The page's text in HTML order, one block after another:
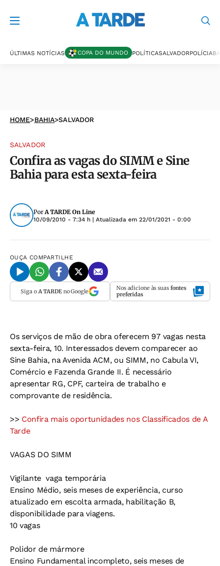
ÚLTIMAS NOTÍCIAS COPA DO MUNDO POLÍTICASALVADORPOLÍCIA
HOME>BAHIA>SALVADOR
SALVADOR
Confira as vagas do SIMM e Sine
Bahia para esta sexta-feira
PorA TARDE On Line
10/09/2010 - 7:34 h | Atualizada em 22/01/2021 - 0:00
OUÇA COMPARTILHE
Siga o A TARDEno Google Nos adicione às suas fontes
preferidas
Os serviços de mão de obra oferecem 97 vagas nesta
sexta-feira, 10. Interessados devem comparecer ao
Sine Bahia, na Avenida ACM, ou SIMM, no Cabula VI,
Comércio e Fazenda Grande II. É necessário
apresentar RG, CPF, carteira de trabalho e
comprovante de residência.
>> Confira mais oportunidades nos Classificados de A
Tarde
VAGAS DO SIMM
Vigilante  vaga temporária
Ensino Médio, seis meses de experiência, curso
atualizado em escolta armada, habilitação B,
disponibilidade para viagens.
10 vagas
Polidor de mármore
Ensino Fundamental incompleto, seis meses de